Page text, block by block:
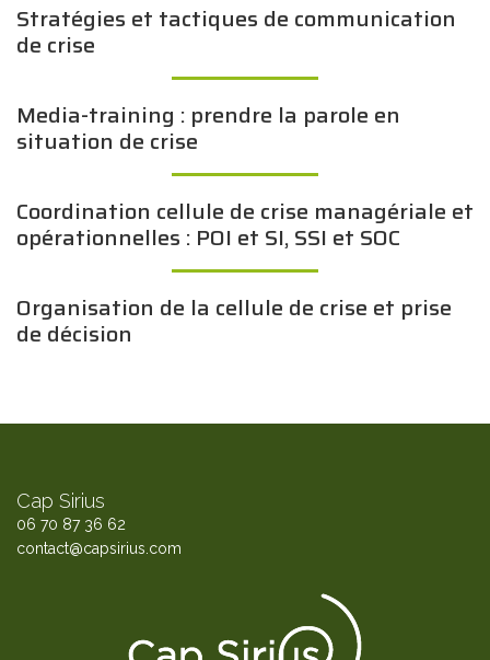
Stratégies et tactiques de communication
de crise
Media-training : prendre la parole en
situation de crise
Coordination cellule de crise managériale et
opérationnelles : POI et SI, SSI et SOC
Organisation de la cellule de crise et prise
de décision
Cap Sirius
06 70 87 36 62
contact@capsirius.com